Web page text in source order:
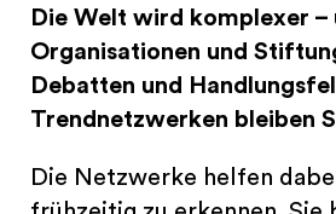
Die Welt wird komplexer
Organisationen und
Debatten und
Trendnetzwerken bleiben
Die Netzwerke helfen